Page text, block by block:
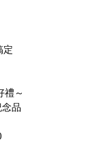
定
禮～
品